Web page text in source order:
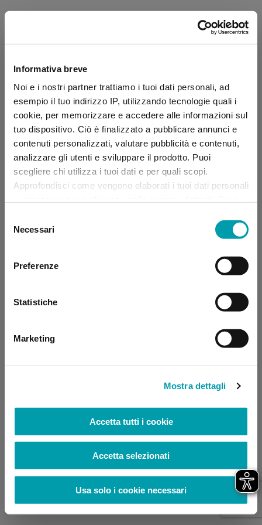
Informativa breve
Noi e i nostri partner trattiamo i tuoi dati personali, ad
esempio il tuo indirizzo IP, utilizzando tecnologie quali i
cookie, per memorizzare e accedere alle informazioni sul
tuo dispositivo. Ciò è finalizzato a pubblicare annunci e
contenuti personalizzati, valutare pubblicità e contenuti,
analizzare gli utenti e sviluppare il prodotto. Puoi
scegliere chi utilizza i tuoi dati e per quali scopi.
Approfondisci come vengono elaborati i tuoi dati personali
momento dalla Dichiarazione sui “
delNecessari
Preferenze
Statistiche
Marketing
Mostra dettagli
Accetta tutti i cookie
Accetta selezionati
Usa solo i cookie necessari
Application error: a client-side exception has occurred (see the
browser console for more information)